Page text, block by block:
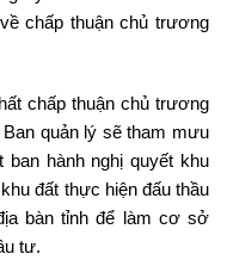
chấp thuận chủ trương
chấp thuận chủ trương
quản lý sẽ tham mưu
hành nghị quyết khu
đất thực hiện đấu thầu
bàn tỉnh để làm cơ sở
tư.